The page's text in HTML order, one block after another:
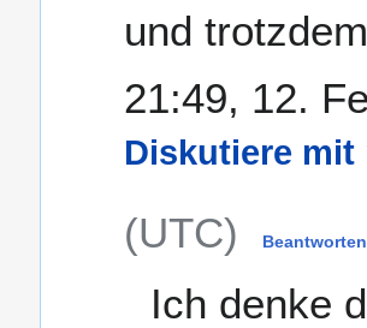
und
21:49, 12.
Diskutiere mit
(UTC) Beantworten
Ich denke